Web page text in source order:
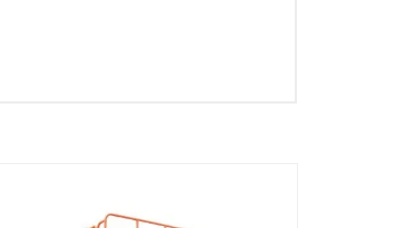
удобный вариант доставки.
счёт, договор, накладные и